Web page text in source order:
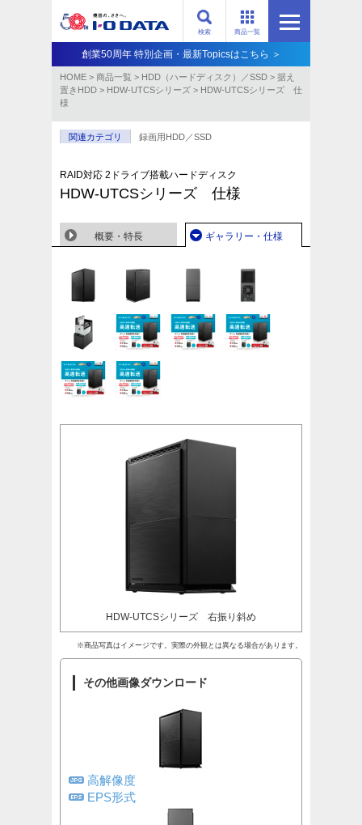
商品一覧
検索
創業50周年 特別企画・最新Topicsはこちら ＞
HOME > 商品一覧 > HDD（ハードディスク）／SSD > 据え
置きHDD > HDW-UTCSシリーズ > HDW-UTCSシリーズ 仕
様
関連カテゴリ 録画用HDD／SSD
RAID対応 2ドライブ搭載ハードディスク
HDW-UTCSシリーズ 仕様
概要・特長 ギャラリー・仕様
HDW-UTCSシリーズ 右振り斜め
※商品写真はイメージです。実際の外観とは異なる場合があります。
その他画像ダウンロード
高解像度
EPS形式